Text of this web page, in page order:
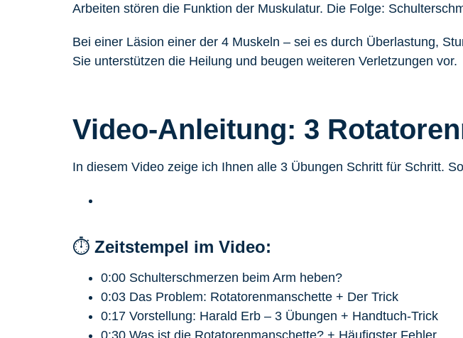
Arbeiten stören die Funktion der Muskulatur. Die Folge:
Bei einer Läsion einer der 4 Muskeln – sei es durch Überlastung,
Sie unterstützen die Heilung und beugen weiteren Verletzungen vor.
Video-Anleitung: 3
In diesem Video zeige ich Ihnen alle 3 Übungen Schritt für Schritt.
⏱️ Zeitstempel im Video:
0:00 Schulterschmerzen beim Arm heben?
0:03 Das Problem: Rotatorenmanschette + Der Trick
0:17 Vorstellung: Harald Erb – 3 Übungen + Handtuch-Trick
0:30 Was ist die Rotatorenmanschette? + Häufigster Fehler